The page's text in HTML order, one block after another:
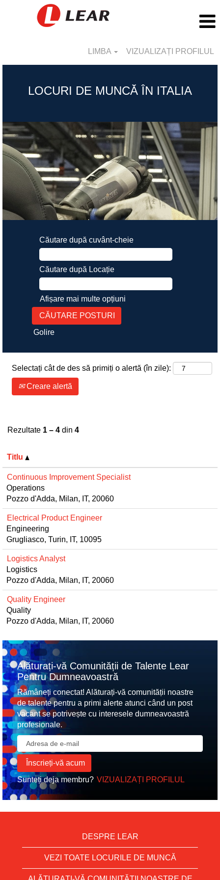
LIMBA VIZUALIZAȚI PROFILUL
LOCURI DE MUNCĂ ÎN ITALIA
Căutare după cuvânt-cheie
Căutare după Locație
Afișare mai multe opțiuni
Golire
Selectați cât de des să primiți o alertă (în zile):
Creare alertă
Rezultate 1 – 4 din 4
Titlu
Continuous Improvement Specialist
Operations
Pozzo d'Adda, Milan, IT, 20060
Electrical Product Engineer
Engineering
Grugliasco, Turin, IT, 10095
Logistics Analyst
Logistics
Pozzo d'Adda, Milan, IT, 20060
Quality Engineer
Quality
Pozzo d'Adda, Milan, IT, 20060
Alăturați-vă Comunității de Talente Lear
Pentru Dumneavoastră
Rămâneți conectat! Alăturați-vă comunității noastre
de talente pentru a primi alerte atunci când un post
vacant se potrivește cu interesele dumneavoastră
profesionale.
Sunteți deja membru? VIZUALIZAȚI PROFILUL
DESPRE LEAR
VEZI TOATE LOCURILE DE MUNCĂ